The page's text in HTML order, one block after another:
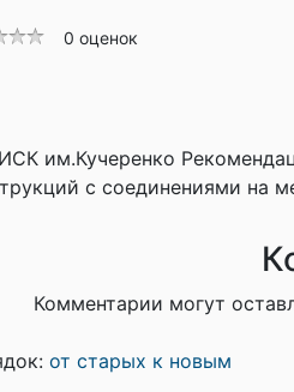
0 оценок
им.Кучеренко
с соединениями на
Комментарии могут
от старых к новым